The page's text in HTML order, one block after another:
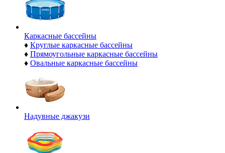
Каркасные бассейны
♦ Круглые каркасные бассейны
♦ Прямоугольные каркасные бассейны
♦ Овальные каркасные бассейны
Надувные джакузи